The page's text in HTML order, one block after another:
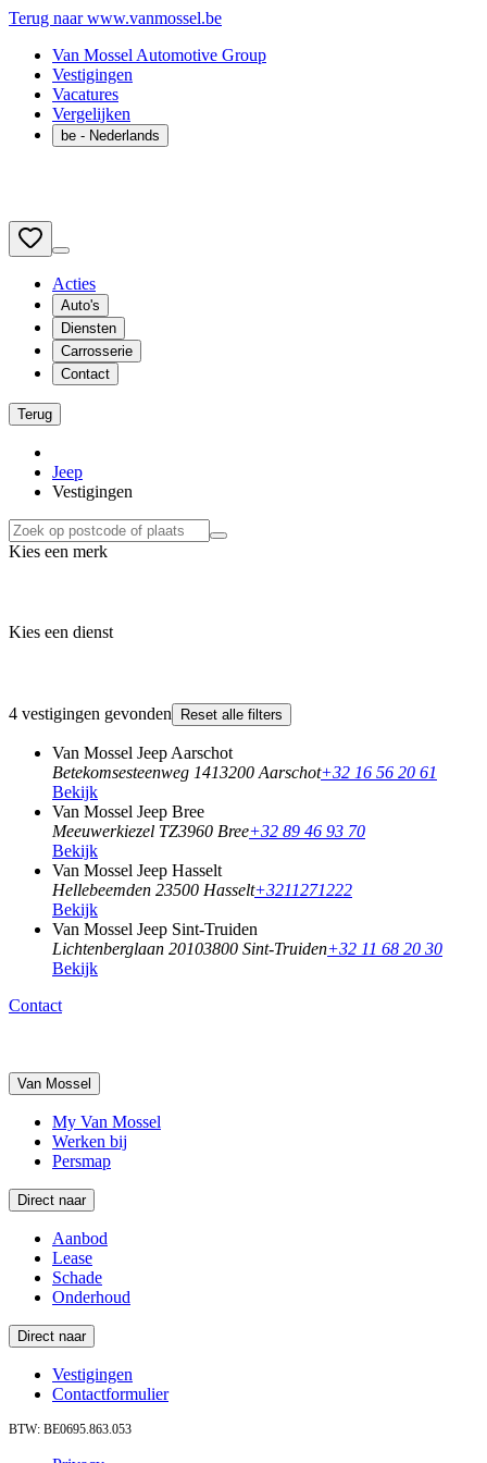
Terug naar www.vanmossel.be
Van Mossel Automotive Group
Vestigingen
Vacatures
Vergelijken
be - Nederlands
Acties
Auto's
Diensten
Carrosserie
Contact
Terug
Jeep
Vestigingen
Kies een merk
Kies een dienst
4 vestigingen gevonden Reset alle filters
Van Mossel Jeep Aarschot
Betekomsesteenweg 1413200 Aarschot+32 16 56 20 61
Bekijk
Van Mossel Jeep Bree
Meeuwerkiezel TZ3960 Bree+32 89 46 93 70
Bekijk
Van Mossel Jeep Hasselt
Hellebeemden 23500 Hasselt+3211271222
Bekijk
Van Mossel Jeep Sint-Truiden
Lichtenberglaan 20103800 Sint-Truiden+32 11 68 20 30
Bekijk
Contact
Van Mossel
My Van Mossel
Werken bij
Persmap
Direct naar
Aanbod
Lease
Schade
Onderhoud
Direct naar
Vestigingen
Contactformulier
BTW: BE0695.863.053